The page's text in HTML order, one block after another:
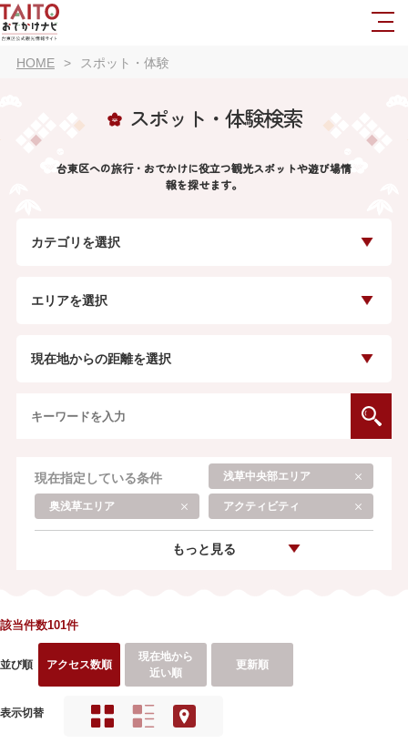
HOME スポット・体験
スポット・体験検索
台東区への旅行・おでかけに役立つ観光スポットや遊び場情
報を探せます。
カテゴリを選択
エリアを選択
現在地からの距離を選択
現在指定している条件 浅草中央部エリア
奥浅草エリア アクティビティ
もっと見る
該当件数101件
並び順 アクセス数順
現在地から
近い順
更新順
表示切替